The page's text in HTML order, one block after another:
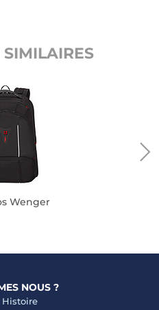
Wenger
NOUS ?
Histoire